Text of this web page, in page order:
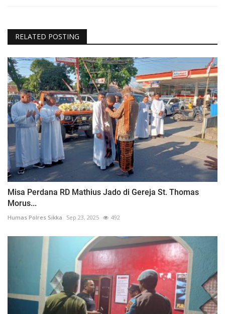
RELATED POSTING
Misa Perdana RD Mathius Jado di Gereja St. Thomas
Morus...
Humas Polres Sikka Sep 23, 2025 492